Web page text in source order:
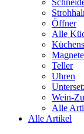
Öffner
Alle
Teller
Uhren
Wein-
Alle
Alle Artikel